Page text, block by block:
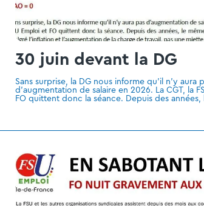
30 juin devant la DG
Sans surprise, la DG nous informe qu’il n’y aura
d’augmentation de salaire en 2026. La CGT, la
FO quittent donc la séance. Depuis des années,
public ou de droit privé.